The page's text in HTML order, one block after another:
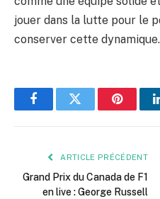
jouer dans la lutte pour le
conserver cette dynamique.
FacebookTwitter Pinterest
ARTICLE PRÉCÉDENT
Grand Prix du Canada de F1
en live : George Russell